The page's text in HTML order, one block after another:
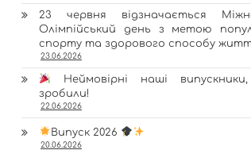
23 червня відзначається
Олімпійський день з метою
спорту та здорового способу
23.06.2026
Неймовірні наші
зробили!
22.06.2026
Випуск 2026
20.06.2026